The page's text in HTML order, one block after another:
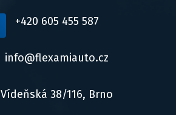
+420 605 455 587
info@flexamiauto.cz
Vídeňská 38/116, Brno